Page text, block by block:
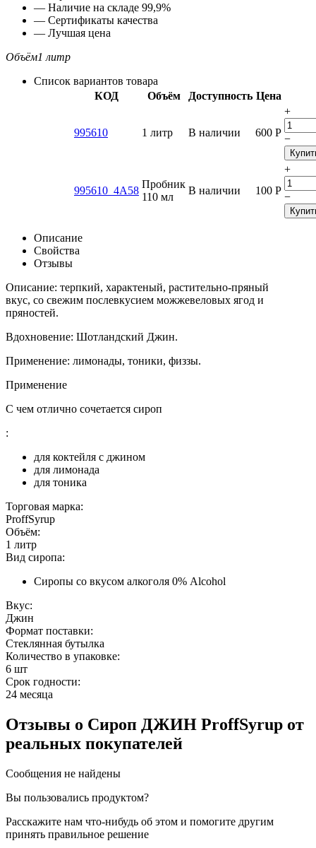
— Наличие на складе 99,9%
— Сертификаты качества
— Лучшая цена
Объём1 литр
Список вариантов товара
КОД
Объём Доступность Цена
995610 1 литр В наличии 600 Р
+
−
995610_4A58
Пробник
110 мл
В наличии 100 Р
+
−
Описание
Свойства
Отзывы
Описание: терпкий, характеный, растительно-пряный
вкус, со свежим послевкусием можжевеловых ягод и
пряностей.
Вдохновение: Шотландский Джин.
Применение: лимонады, тоники, физзы.
Применение
С чем отлично сочетается сироп
:
для коктейля с джином
для лимонада
для тоника
Торговая марка:
ProffSyrup
Объём:
1 литр
Вид сиропа:
Сиропы со вкусом алкоголя 0% Alcohol
Вкус:
Джин
Формат поставки:
Стеклянная бутылка
Количество в упаковке:
6 шт
Срок годности:
24 месяца
Отзывы о Сироп ДЖИН ProffSyrup от
реальных покупателей
Сообщения не найдены
Вы пользовались продуктом?
Расскажите нам что-нибудь об этом и помогите другим
принять правильное решение